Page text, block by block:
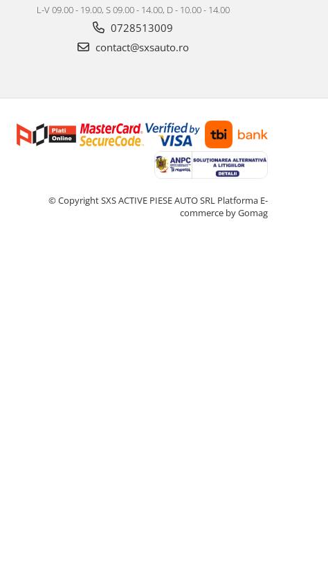
L-V 09.00 - 19.00, S 09.00 - 14.00, D - 10.00 - 14.00
0728513009
contact@sxsauto.ro
© Copyright SXS ACTIVE PIESE AUTO SRL Platforma E-
commerce by Gomag